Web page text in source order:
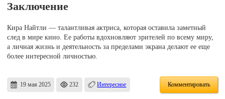
Заключение
Кира Найтли — талантливая актриса, которая оставила заметный
след в мире кино. Ее работы вдохновляют зрителей по всему миру,
а личная жизнь и деятельность за пределами экрана делают ее еще
более интересной личностью.
19 мая 2025 232 Интересное Комментировать